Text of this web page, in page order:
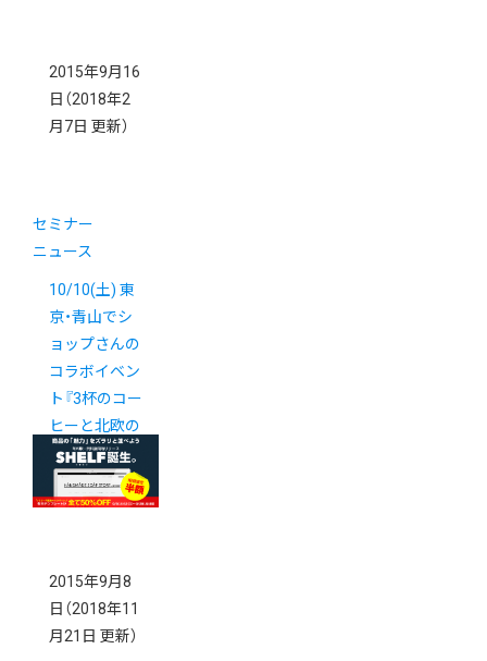
2015年9月16
日 （2018年2
月7日 更新）
セミナー
ニュース
10/10(土) 東
京・青山でシ
ョップさんの
コラボイベン
ト『3杯のコー
ヒーと北欧の
絵本展』開催
2015年9月8
日 （2018年11
月21日 更新）